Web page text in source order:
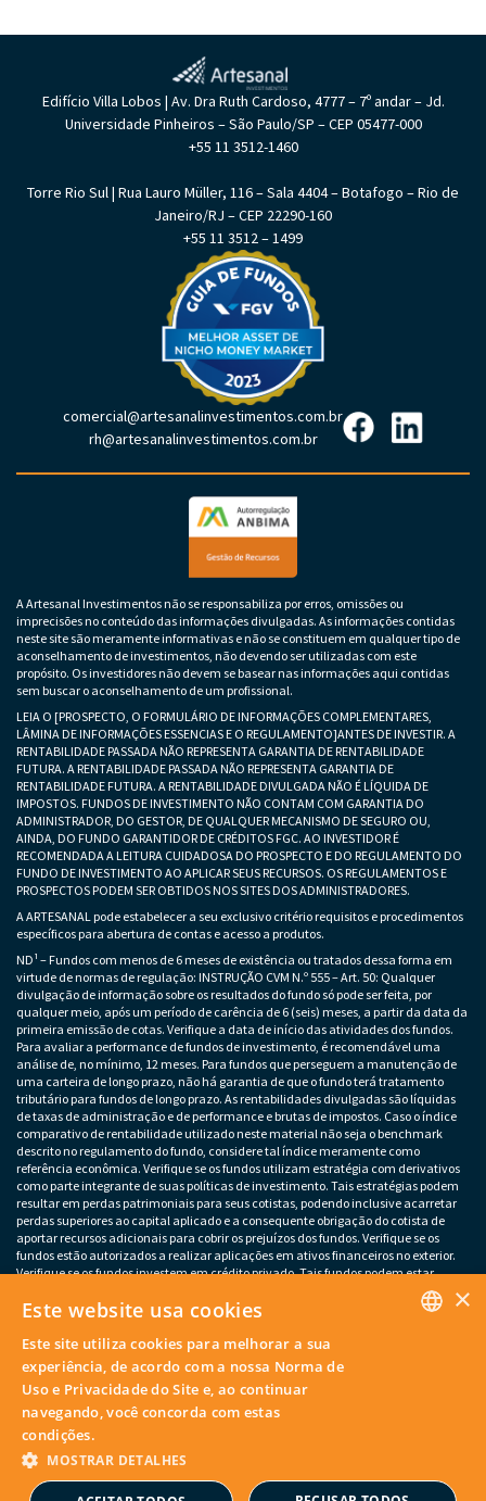
Edifício Villa Lobos | Av. Dra Ruth Cardoso, 4777 – 7º andar – Jd.
Universidade Pinheiros – São Paulo/SP – CEP 05477-000
+55 11 3512-1460
Torre Rio Sul | Rua Lauro Müller, 116 – Sala 4404 – Botafogo – Rio de
Janeiro/RJ – CEP 22290-160
+55 11 3512 – 1499
comercial@artesanalinvestimentos.com.br
rh@artesanalinvestimentos.com.br
A Artesanal Investimentos não se responsabiliza por erros, omissões ou
imprecisões no conteúdo das informações divulgadas. As informações contidas
neste site são meramente informativas e não se constituem em qualquer tipo de
aconselhamento de investimentos, não devendo ser utilizadas com este
propósito. Os investidores não devem se basear nas informações aqui contidas
sem buscar o aconselhamento de um profissional.
LEIA O [PROSPECTO, O FORMULÁRIO DE INFORMAÇÕES COMPLEMENTARES,
LÂMINA DE INFORMAÇÕES ESSENCIAS E O REGULAMENTO]ANTES DE INVESTIR. A
RENTABILIDADE PASSADA NÃO REPRESENTA GARANTIA DE RENTABILIDADE
FUTURA. A RENTABILIDADE PASSADA NÃO REPRESENTA GARANTIA DE
RENTABILIDADE FUTURA. A RENTABILIDADE DIVULGADA NÃO É LÍQUIDA DE
IMPOSTOS. FUNDOS DE INVESTIMENTO NÃO CONTAM COM GARANTIA DO
ADMINISTRADOR, DO GESTOR, DE QUALQUER MECANISMO DE SEGURO OU,
AINDA, DO FUNDO GARANTIDOR DE CRÉDITOS FGC. AO INVESTIDOR É
RECOMENDADA A LEITURA CUIDADOSA DO PROSPECTO E DO REGULAMENTO DO
FUNDO DE INVESTIMENTO AO APLICAR SEUS RECURSOS. OS REGULAMENTOS E
PROSPECTOS PODEM SER OBTIDOS NOS SITES DOS ADMINISTRADORES.
A ARTESANAL pode estabelecer a seu exclusivo critério requisitos e procedimentos
específicos para abertura de contas e acesso a produtos.
ND¹ – Fundos com menos de 6 meses de existência ou tratados dessa forma em
virtude de normas de regulação: INSTRUÇÃO CVM N.º 555 – Art. 50: Qualquer
divulgação de informação sobre os resultados do fundo só pode ser feita, por
qualquer meio, após um período de carência de 6 (seis) meses, a partir da data da
primeira emissão de cotas. Verifique a data de início das atividades dos fundos.
Para avaliar a performance de fundos de investimento, é recomendável uma
análise de, no mínimo, 12 meses. Para fundos que perseguem a manutenção de
uma carteira de longo prazo, não há garantia de que o fundo terá tratamento
tributário para fundos de longo prazo. As rentabilidades divulgadas são líquidas
de taxas de administração e de performance e brutas de impostos. Caso o índice
comparativo de rentabilidade utilizado neste material não seja o benchmark
descrito no regulamento do fundo, considere tal índice meramente como
referência econômica. Verifique se os fundos utilizam estratégia com derivativos
como parte integrante de suas políticas de investimento. Tais estratégias podem
resultar em perdas patrimoniais para seus cotistas, podendo inclusive acarretar
perdas superiores ao capital aplicado e a consequente obrigação do cotista de
aportar recursos adicionais para cobrir os prejuízos dos fundos. Verifique se os
fundos estão autorizados a realizar aplicações em ativos financeiros no exterior.
Verifique se os fundos investem em crédito privado. Tais fundos podem estar
sujeitos a risco de perda substancial do patrimônio líquido em caso de eventos
que acarretem o não pagamento dos ativos integrantes da sua carteira. Os
de poucos emissores, variação cambial e outros riscos não mencionados neste
material. O investimento em determinados ativos financeiros pode sujeitar o
investidor a significativas perdas patrimoniais. Ao investidor cabe a
responsabilidade de se informar sobre eventuais riscos previamente à tomada de
decisão sobre investimentos. – Este material não deve substituir o julgamento
independente dos investidores.
© Copyright 2026. Artesanal Investimentos. Todos os direitos
reservados.
×
Este website usa cookies
Este site utiliza cookies para melhorar a sua
experiência, de acordo com a nossa Norma de
Uso e Privacidade do Site e, ao continuar
navegando, você concorda com estas
condições.
MOSTRAR DETALHES